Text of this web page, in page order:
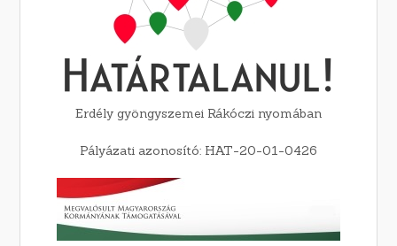
Erdély gyöngyszemei Rákóczi nyomában
Pályázati azonosító: HAT-20-01-0426